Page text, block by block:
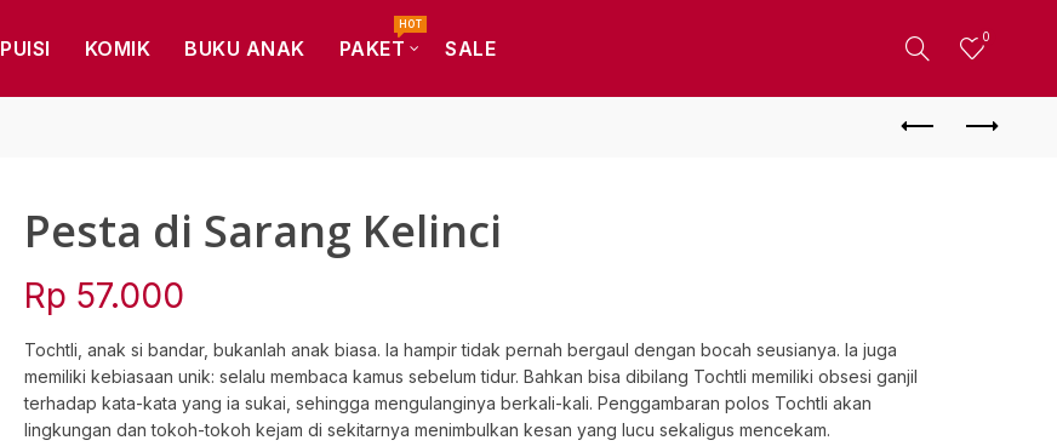
PUISI KOMIK BUKU ANAK PAKET
HOT
SALE 0
Pesta di Sarang Kelinci
Rp 57.000
Tochtli, anak si bandar, bukanlah anak biasa. Ia hampir tidak pernah bergaul dengan bocah seusianya. Ia juga
memiliki kebiasaan unik: selalu membaca kamus sebelum tidur. Bahkan bisa dibilang Tochtli memiliki obsesi ganjil
terhadap kata-kata yang ia sukai, sehingga mengulanginya berkali-kali. Penggambaran polos Tochtli akan
lingkungan dan tokoh-tokoh kejam di sekitarnya menimbulkan kesan yang lucu sekaligus mencekam.